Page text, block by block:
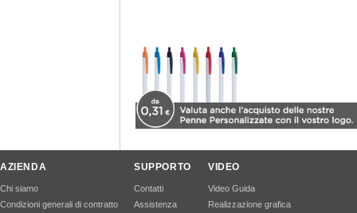
AZIENDA
Chi siamo
Condizioni generali di contratto
SUPPORTO
Contatti
Assistenza
VIDEO
Video Guida
Realizzazione grafica